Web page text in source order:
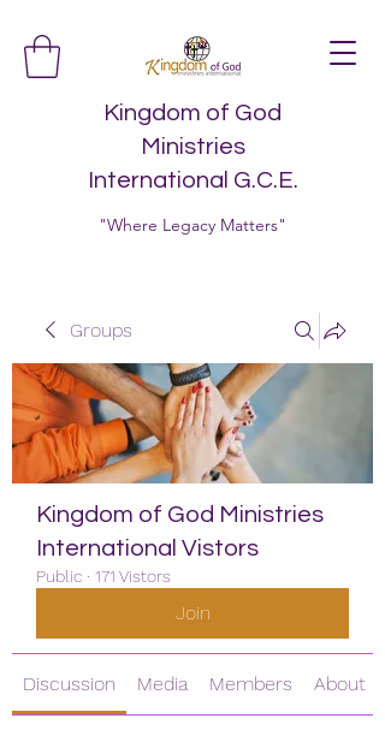
Kingdom of God
Ministries
International G.C.E.
"Where Legacy Matters"
Groups
Kingdom of God Ministries
International Vistors
Public · 171 Vistors
Join
Discussion Media Members About